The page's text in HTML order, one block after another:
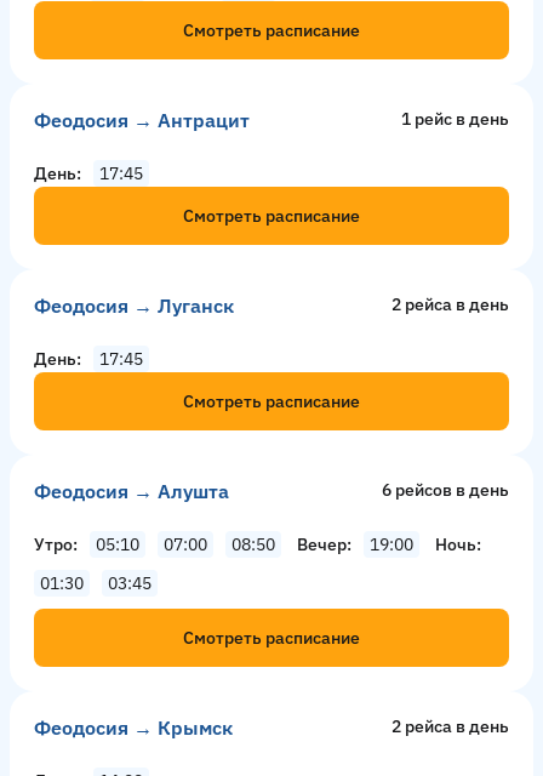
Смотреть расписание
Феодосия → Антрацит 1 рейс в день
День
17:45
Смотреть расписание
Феодосия → Луганск 2 рейсa в день
День
17:45
Смотреть расписание
Феодосия → Алушта 6 рейсов в день
Утро 05:10 07:00 08:50 Вечер 19:00
Ночь
01:30
03:45
Смотреть расписание
Феодосия → Крымск 2 рейсa в день